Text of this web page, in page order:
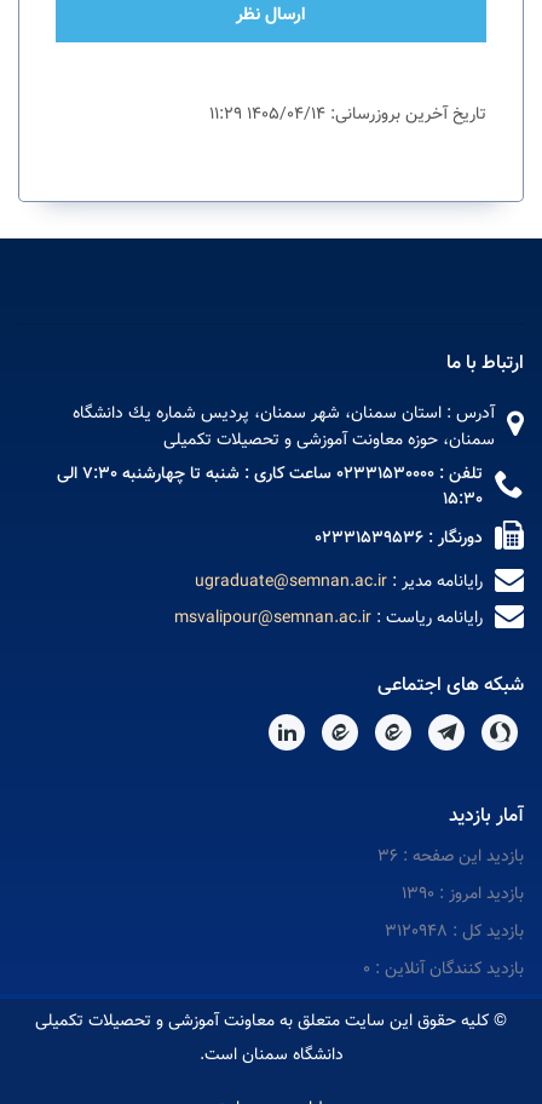
ارسال نظر
تاریخ آخرین بروزرسانی: 1405/04/14 11:29
ارتباط با ما
آدرس : استان سمنان، شهر سمنان، پردیس شماره يك دانشگاه
سمنان، حوزه معاونت آموزشی و تحصیلات تکمیلی
تلفن : 02331530000 ساعت کاری : شنبه تا چهارشنبه 7:30 الی
15:30
دورنگار : 02331539536
رایانامه مدیر : ugraduate@semnan.ac.ir
رایانامه ریاست : msvalipour@semnan.ac.ir
شبکه های اجتماعی
آمار بازدید
بازدید این صفحه : 36
بازدید امروز : 1390
بازدید کل : 3120948
بازدید کنندگان آنلاین : 0
© کلیه حقوق این سایت متعلق به معاونت آموزشی و تحصیلات تکمیلی
دانشگاه سمنان است.